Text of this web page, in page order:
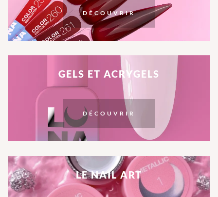
DÉCOUVRIR
GELS ET ACRYGELS
DÉCOUVRIR
LE NAIL ART